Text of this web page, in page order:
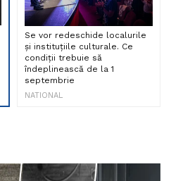
Se vor redeschide localurile
și instituțiile culturale. Ce
condiții trebuie să
îndeplinească de la 1
septembrie
NATIONAL